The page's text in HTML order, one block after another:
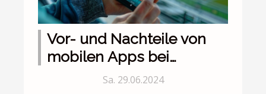
Vor- und Nachteile von
mobilen Apps bei
SportwettenSa. 29.06.2024